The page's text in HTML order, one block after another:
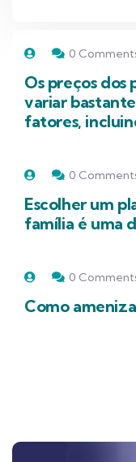
0
Os preços dos
variar
fatores,
0
Escolher um
família é uma
0
Como